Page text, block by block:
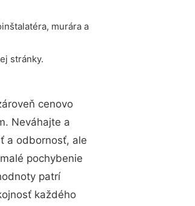
murára a
stránky.
cenovo
Neváhajte a
a odbornosť, ale
pochybenie
patrí
každého